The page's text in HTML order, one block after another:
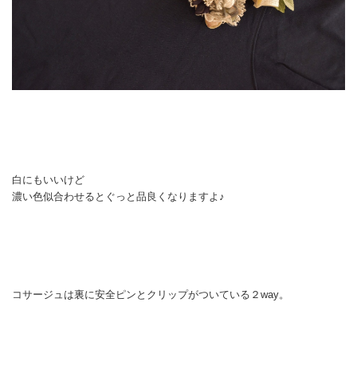
白にもいいけど
濃い色似合わせるとぐっと品良くなりますよ♪
コサージュは裏に安全ピンとクリップがついている２way。